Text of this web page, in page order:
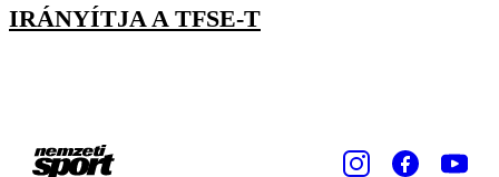
IRÁNYÍTJA A TFSE-T